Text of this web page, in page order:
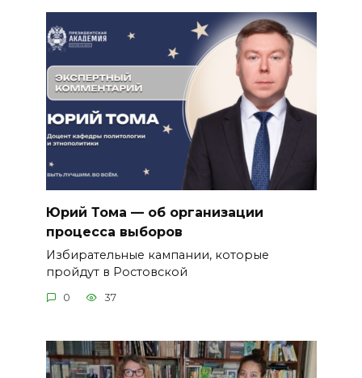
Юрий Тома — об организации
процесса выборов
Избирательные кампании, которые
пройдут в Ростовской
0 37